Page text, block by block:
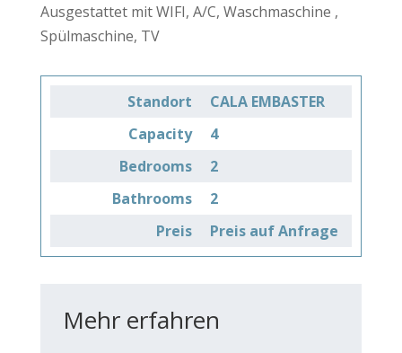
Ausgestattet mit WIFI, A/C, Waschmaschine ,
Spülmaschine, TV
Standort
CALA EMBASTER
Capacity
4
Bedrooms
2
Bathrooms
2
Preis
Preis auf Anfrage
Mehr erfahren